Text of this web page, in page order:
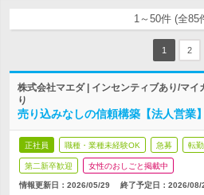
1～50件 (全85
1 2
株式会社マエダ | インセンティブあり/マ
り
売り込みなしの信頼構築【法人営業
正社員 職種・業種未経験OK 急募 転
第二新卒歓迎 女性のおしごと掲載中
情報更新日：2026/05/29 終了予定日： 2026/08/